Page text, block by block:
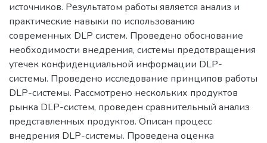
источников. Результатом работы является анализ и
практические навыки по использованию
современных DLP систем. Проведено обоснование
необходимости внедрения, системы предотвращения
утечек конфиденциальной информации DLP-
системы. Проведено исследование принципов работы
DLP-системы. Рассмотрено нескольких продуктов
рынка DLP-систем, проведен сравнительный анализ
представленных продуктов. Описан процесс
внедрения DLP-системы. Проведена оценка